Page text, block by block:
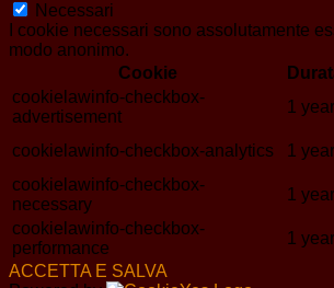
Necessari
I cookie necessari sono assolutamente
modo anonimo.
Cookie
cookielawinfo-checkbox-
advertisement
1 year
cookielawinfo-checkbox-analytics 1 year
cookielawinfo-checkbox-
necessary
1 year
cookielawinfo-checkbox-
performance
1 year
ACCETTA E SALVA